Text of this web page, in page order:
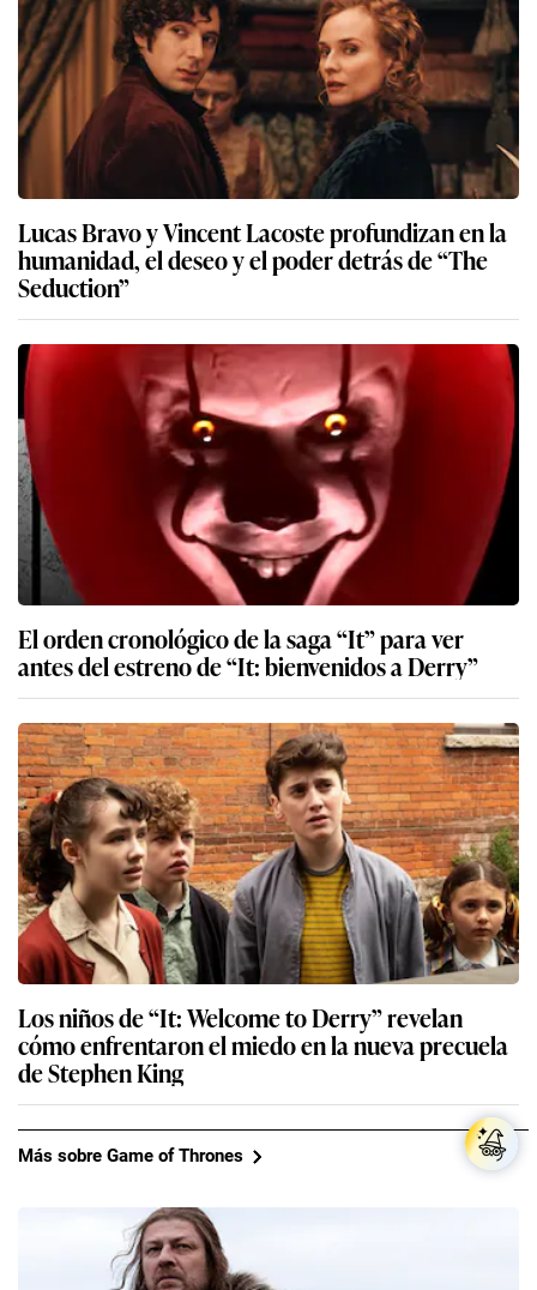
Lucas Bravo y Vincent Lacoste profundizan en la
humanidad, el deseo y el poder detrás de “The
Seduction”
El orden cronológico de la saga “It” para ver
antes del estreno de “It: bienvenidos a Derry”
Los niños de “It: Welcome to Derry” revelan
cómo enfrentaron el miedo en la nueva precuela
de Stephen King
Más sobre Game of Thrones